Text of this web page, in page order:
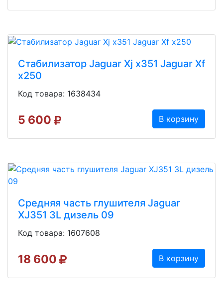
Стабилизатор Jaguar Xj x351 Jaguar Xf
x250
Код товара: 1638434
5 600 В корзину
Средняя часть глушителя Jaguar
XJ351 3L дизель 09
Код товара: 1607608
18 600 В корзину